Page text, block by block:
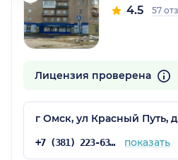
4.5 57
Лицензия проверена
г Омск, ул Красный Путь, д
+7 (381) 223-63-87 показать